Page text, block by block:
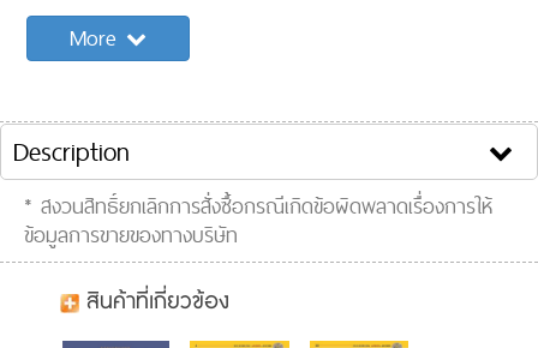
Sample Content:
Song list:
More
Description
* สงวนสิทธิ์ยกเลิกการสั่งซื้อกรณีเกิดข้อผิดพลาดเรื่องการให้
ข้อมูลการขายของทางบริษัท
สินค้าที่เกี่ยวข้อง